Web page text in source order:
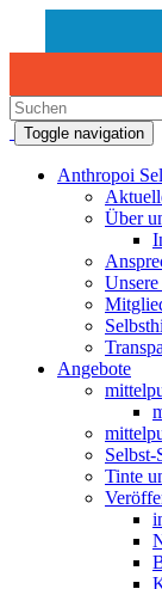
Suchen
Toggle navigation
Anthropoi
Über
Angebote
Tinte